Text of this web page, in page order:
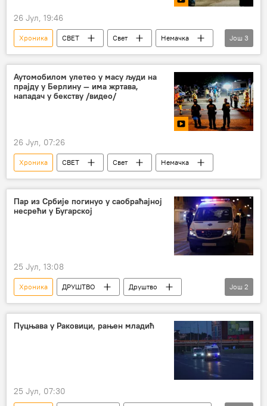
26 Јул, 19:46
Хроника СВЕТ Свет
Немачка
Прајд
Берлин Свет – политика
Још 3
Аутомобилом улетео у масу људи на
прајду у Берлину — има жртава,
нападач у бекству /видео/
26 Јул, 07:26
Хроника СВЕТ Свет Немачка
Пар из Србије погинуо у саобраћајној
несрећи у Бугарској
25 Јул, 13:08
Хроника ДРУШТВО
Друштво
Србија – друштво
Србија – хроника
Још 2
Пуцњава у Раковици, рањен младић
25 Јул, 07:30